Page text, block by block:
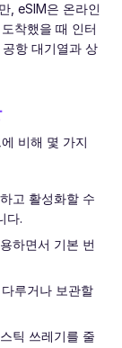
, eSIM은 온라인
착했을 때 인터
항 대기열과 상
비해 몇 가지
고 활성화할 수
다.
하면서 기본 번
루거나 보관할
틱 쓰레기를 줄